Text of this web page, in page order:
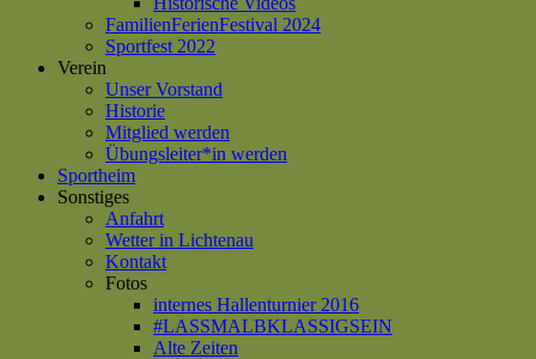
FamilienFerienFestival 2024
Sportfest 2022
Verein
Unser Vorstand
Historie
Mitglied werden
Übungsleiter*in werden
Sportheim
Sonstiges
Anfahrt
Wetter in Lichtenau
Kontakt
Fotos
internes Hallenturnier 2016
#LASSMALBKLASSIGSEIN
Alte Zeiten